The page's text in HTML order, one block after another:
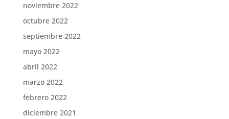
noviembre 2022
octubre 2022
septiembre 2022
mayo 2022
abril 2022
marzo 2022
febrero 2022
diciembre 2021